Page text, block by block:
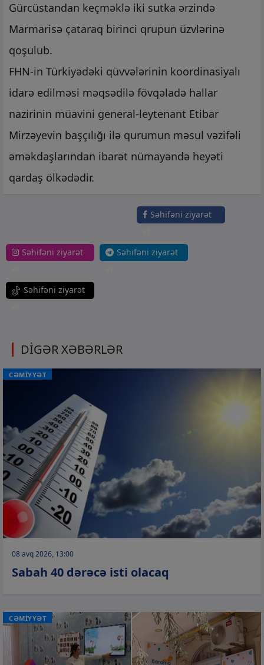
Gürcüstandan keçməklə iki sutka ərzində
Marmarisə çataraq birinci qrupun üzvlərinə
qoşulub.
FHN-in Türkiyədəki qüvvələrinin koordinasiyalı
idarə edilməsi məqsədilə fövqəladə hallar
nazirinin müavini general-leytenant Etibar
Mirzəyevin başçılığı ilə qurumun məsul vəzifəli
əməkdaşlarından ibarət nümayəndə heyəti
qardaş ölkədədir.
Səhifəni ziyarət
Səhifəni ziyarət
Səhifəni ziyarət
Səhifəni ziyarət
DİGƏR XƏBƏRLƏR
CƏMİYYƏT
08 avq 2026, 13:00
Sabah 40 dərəcə isti olacaq
CƏMİYYƏT